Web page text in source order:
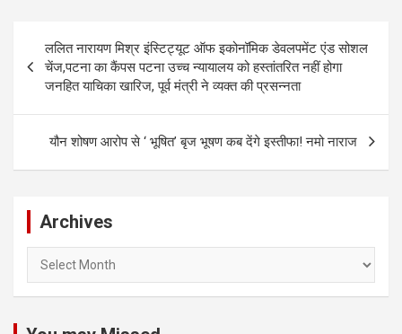
navigation
ललित नारायण मिश्र इंस्टिट्यूट ऑफ इकोनॉमिक डेवलपमेंट एंड सोशल
चेंज,पटना का कैंपस पटना उच्च न्यायालय को हस्तांतरित नहीं होगा
जनहित याचिका खारिज, पूर्व मंत्री ने व्यक्त की प्रसन्नता
यौन शोषण आरोप से ‘ भूषित’ बृज भूषण कब देंगे इस्तीफा! नमो नाराज
Archives